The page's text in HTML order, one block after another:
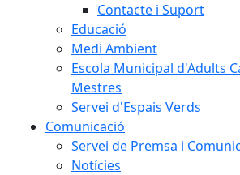
Contacte i Suport
Educació
Medi Ambient
Escola Municipal d'Adults
Mestres
Servei d'Espais Verds
Comunicació
Servei de Premsa i
Notícies